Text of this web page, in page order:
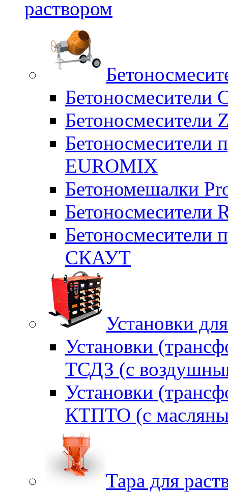
раствором
Бетоносмесители
Бетоносмесители
Бетоносмесители
EUROMIX
Бетономешалки
Бетоносмесители
Бетоносмесители
СКАУТ
Установки
Установки
ТСДЗ (c
Установки
КТПТО (c
Тара для